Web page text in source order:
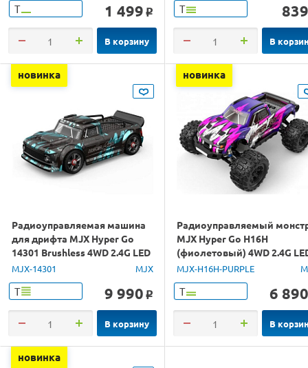
Т 1 499 o
В корзину
Т 839
В
новинка
Радиоуправляемая машина
для дрифта MJX Hyper Go
14301 Brushless 4WD 2.4G LED
1/14 RTR
MJX-14301 MJX
Т 9 990 o
В корзину
новинка
Радиоуправляемый
MJX Hyper Go H16H
(фиолетовый) 4WD 2.4G
GPS 1/16 RTR
MJX-H16H-PURPLE
Т 6 890
В
новинка